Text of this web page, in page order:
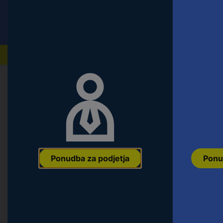
Ponudba za podjetja
Orodje & Delavnica
KS Tools 515.2021 515.2021
4042146035788 Koda proizvajalca: Št. izdelka: